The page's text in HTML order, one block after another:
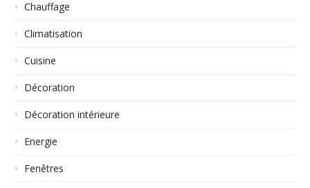
Chauffage
Climatisation
Cuisine
Décoration
Décoration intérieure
Energie
Fenêtres